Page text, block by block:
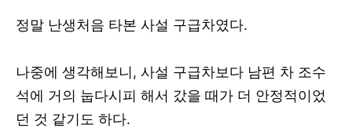
정말 난생처음 타본 사설 구급차였다.
나중에 생각해보니, 사설 구급차보다 남편 차 조수
석에 거의 눕다시피 해서 갔을 때가 더 안정적이었
던 것 같기도 하다.